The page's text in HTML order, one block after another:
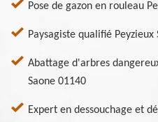
Pose de gazon en rouleau
Paysagiste qualifié Peyzieux
Abattage d'arbres
Saone 01140
Expert en dessouchage et